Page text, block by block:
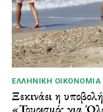
ΕΛΛΗΝΙΚΉ ΟΙΚΟΝΟΜΊΑ
Ξεκινάει η